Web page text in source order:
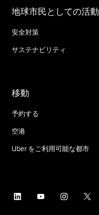
地球市民としての活動
安全対策
サステナビリティ
移動
予約する
空港
Uber をご利用可能な都市